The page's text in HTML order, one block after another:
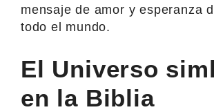
mensaje de amor y esperanza
todo el mundo.
El Universo
en la Biblia